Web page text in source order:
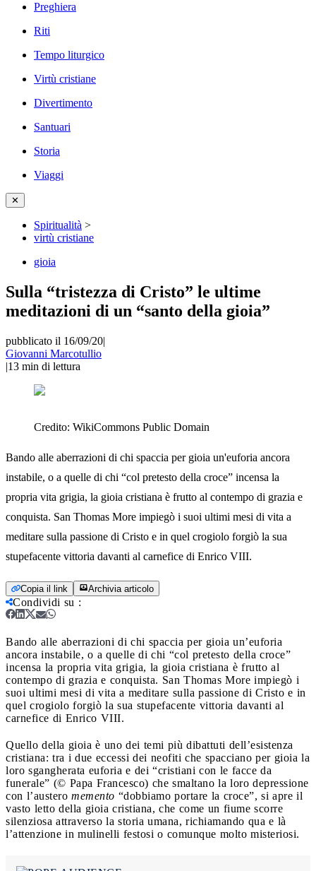
Preghiera
Riti
Tempo liturgico
Virtù cristiane
Divertimento
Santuari
Storia
Viaggi
✕
Spiritualità >
virtù cristiane
gioia
Sulla “tristezza di Cristo” le ultime
meditazioni di un “santo della gioia”
pubblicato il 16/09/20|
Giovanni Marcotullio
|13 min di lettura
Credito: WikiCommons Public Domain
Bando alle aberrazioni di chi spaccia per gioia un'euforia ancora
instabile, o a quelle di chi “col pretesto della croce” incensa la
propria vita grigia, la gioia cristiana è frutto al contempo di grazia e
conquista. San Thomas More impiegò i suoi ultimi mesi di vita a
meditare sulla passione di Cristo e in quel crogiolo forgiò la sua
stupefacente vittoria davanti al carnefice di Enrico VIII.
Copia il link Archivia articolo
Condividi su :
Bando alle aberrazioni di chi spaccia per gioia un’euforia
ancora instabile, o a quelle di chi “col pretesto della croce”
incensa la propria vita grigia, la gioia cristiana è frutto al
contempo di grazia e conquista. San Thomas More impiegò i
suoi ultimi mesi di vita a meditare sulla passione di Cristo e in
quel crogiolo forgiò la sua stupefacente vittoria davanti al
carnefice di Enrico VIII.
Quello della gioia è uno dei temi più dibattuti dell’esistenza
cristiana: tra i due eccessi dei neofiti che spacciano per gioia la
loro sgangherata euforia e dei “cristiani con le facce da
funerale” (© Papa Francesco) che smaltano la loro depressione
con l’austero memento “dobbiamo portare la croce”, si apre il
vasto letto della gioia cristiana, che come un fiume scorre
silenziosa attraverso la storia umana, richiamando qua e là
l’attenzione in mulinelli festosi o comunque molto misteriosi.